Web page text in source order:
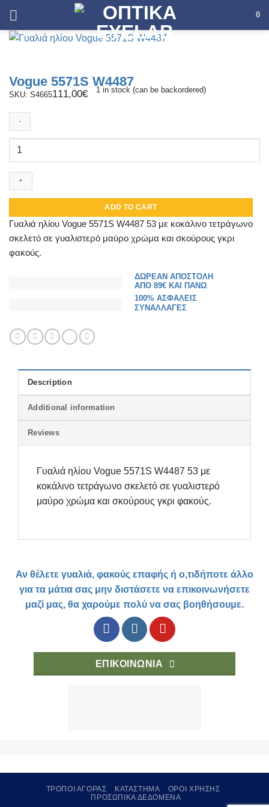
content
0
Vogue 5571S W4487
SKU: S4665111,00€ 1 in stock (can be backordered)
5571S
ADD TO CART
Γυαλιά ηλίου Vogue 5571S W4487 53 με κοκάλινο τετράγωνο
σκελετό σε γυαλιστερό μαύρο χρώμα και σκούρους γκρι
φακούς.
ΔΩΡΕΑΝ ΑΠΟΣΤΟΛΗ
ΑΠΟ 89€ ΚΑΙ ΠΑΝΩ
100% ΑΣΦΑΛΕΙΣ
ΣΥΝΑΛΛΑΓΕΣ
Description
Additional information
Reviews
Γυαλιά ηλίου Vogue 5571S W4487 53 με
κοκάλινο τετράγωνο σκελετό σε γυαλιστερό
μαύρο χρώμα και σκούρους γκρι φακούς.
Αν θέλετε γυαλιά, φακούς επαφής ή ο,τιδήποτε άλλο
για τα μάτια σας μην διστάσετε να επικοινωνήσετε
μαζί μας, θα χαρούμε πολύ να σας βοηθήσουμε.
ΕΠΙΚΟΙΝΩΝΊΑ
ΤΡΟΠΟΙ ΑΓΟΡΑΣ ΚΑΤΑΣΤΗΜΑ
ΟΡΟΙ ΧΡΗΣΗΣ
ΠΡΟΣΩΠΙΚΑ ΔΕΔΟΜΕΝΑ